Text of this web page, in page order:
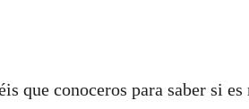
que conoceros para saber si